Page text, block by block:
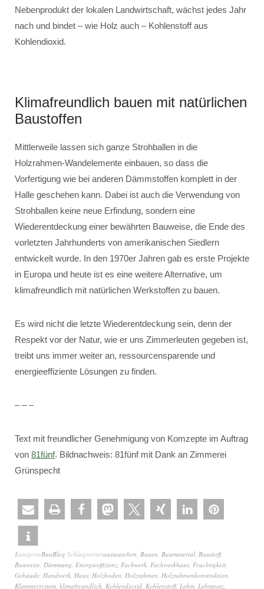
Nebenprodukt der lokalen Landwirtschaft, wächst jedes Jahr
nach und bindet – wie Holz auch – Kohlenstoff aus
Kohlendioxid.
Klimafreundlich bauen mit natürlichen
Baustoffen
Mittlerweile lassen sich ganze Strohballen in die
Holzrahmen-Wandelemente einbauen, so dass die
Vorfertigung wie bei anderen Dämmstoffen komplett in der
Halle geschehen kann. Dabei ist auch die Verwendung von
Strohballen keine neue Erfindung, sondern eine
Wiederentdeckung einer bewährten Bauweise, die Ende des
vorletzten Jahrhunderts von amerikanischen Siedlern
entwickelt wurde. In den 1970er Jahren gab es erste Projekte
in Europa und heute ist es eine weitere Alternative, um
klimafreundlich mit natürlichen Werkstoffen zu bauen.
Es wird nicht die letzte Wiederentdeckung sein, denn der
Respekt vor der Natur, wie er uns Zimmerleuten gegeben ist,
treibt uns immer weiter an, ressourcensparende und
energieeffiziente Lösungen zu finden.
– – –
Text mit freundlicher Genehmigung von Komzepte im Auftrag
von 81fünf. Bildnachweis: 81fünf mit Dank an Zimmerei
Grünspecht
KategorieBauBlog Schlagwörteraustauschen Bauen Baumaterial Baustoff,
Bauweise Dämmung Energieeffizienz Fachwerk Fachwerkhaus Feuchtigkeit
Gebäude Handwerk Haus Holzboden Holzrahmen Holzrahmenkonstruktion
Klammersystem klimafreundlich Kohlendioxid Kohlenstoff, Lehm Lehmputz